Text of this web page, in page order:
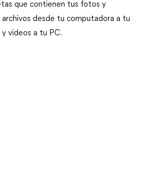
que contienen tus fotos y
archivos desde tu computadora a tu
videos a tu PC.